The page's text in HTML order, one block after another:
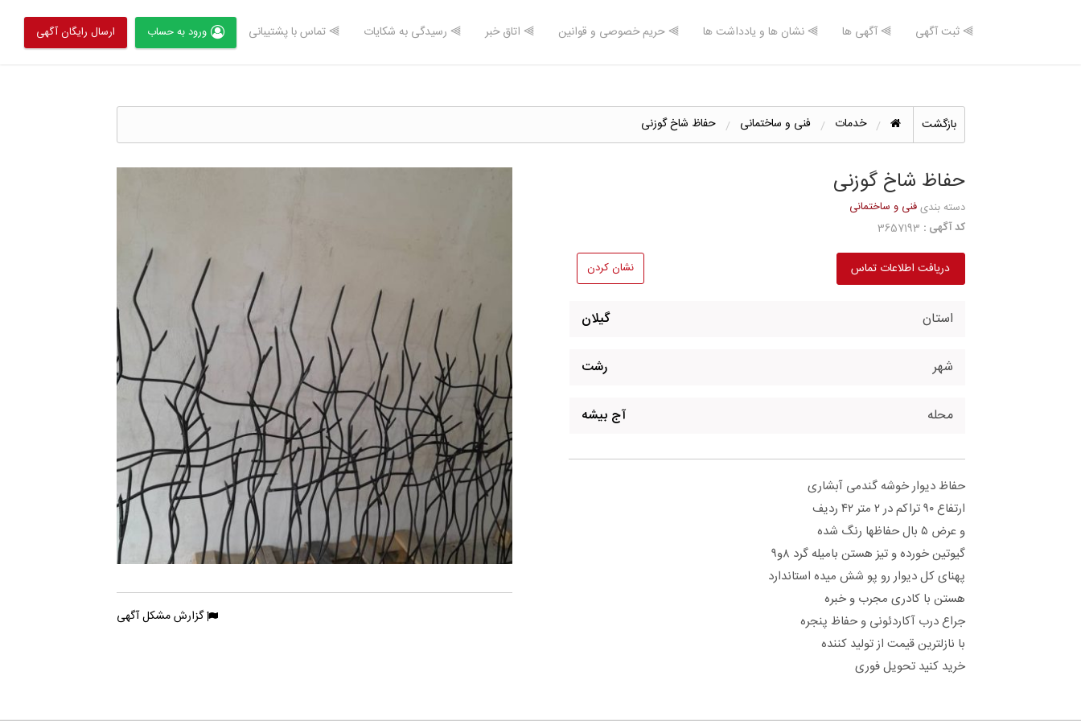
⫸ ثبت آگهی ⫸ آگهی ها ⫸ نشان ها و یادداشت ها ⫸ حریم خصوصی و قوانین ⫸ اتاق خبر ⫸ رسیدگی به شکایات ⫸ تماس با پشتیبانی ورود به حساب ارسال رایگان آگهی
بازگشت خدمات فنی و ساختمانی حفاظ شاخ گوزنی
حفاظ شاخ گوزنی
دسته بندیفنی و ساختمانی
کد آگهی :
دریافت اطلاعات تماس نشان کردن
استان گیلان
شهر رشت
محله آج بیشه
حفاظ دیوار خوشه گندمی آبشاری
ارتفاع ۹۰ تراکم در ۲ متر ۴۲ ردیف
و عرض ۵ بال حفاظها رنگ شده
گیوتین خورده و تیز هستن بامیله گرد ۸و۹
پهنای کل دیوار رو پو شش میده استاندارد
هستن با کادری مجرب و خبره
جراع درب آکاردئونی و حفاظ پنجره
با نازلترین قیمت از تولید کننده
خرید کنید تحویل فوری
گزارش مشکل آگهی